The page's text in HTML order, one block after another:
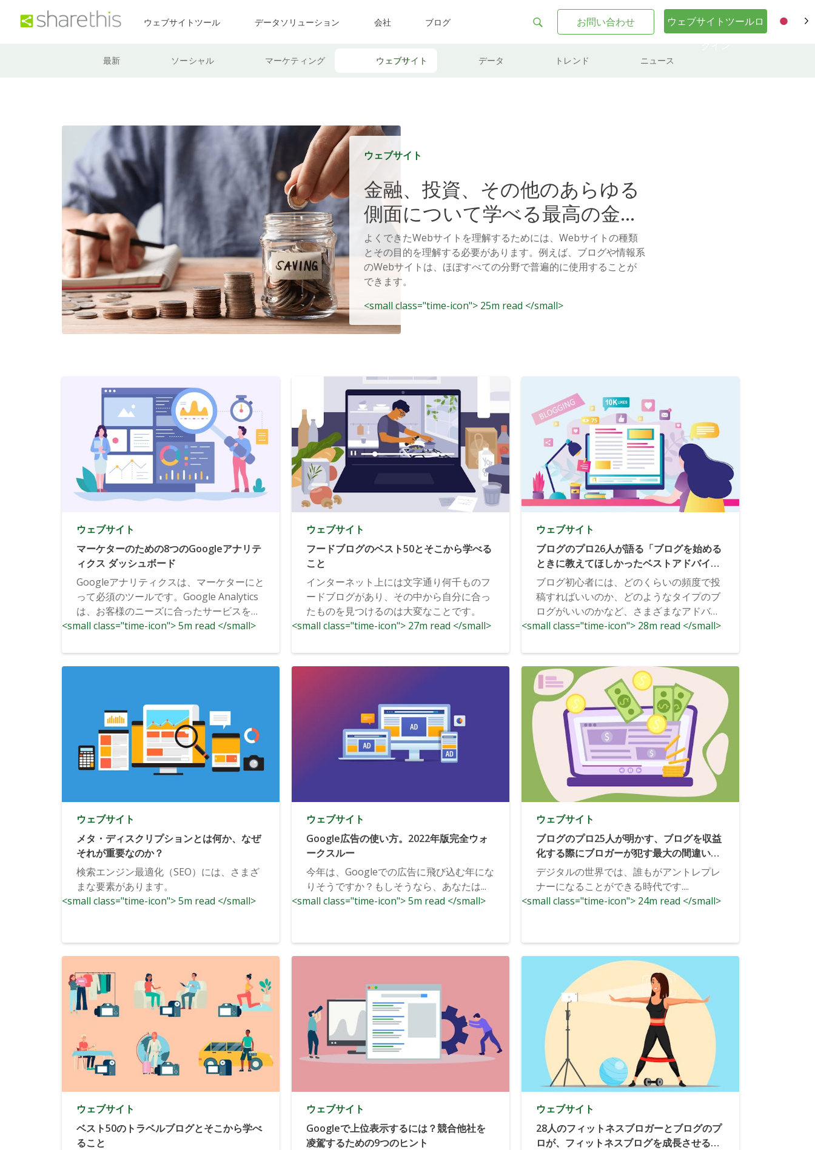
ウェブサイトツール データソリューション 会社 ブログ お問い合わせ
ウェブサイトツールロ
最新 ソーシャル マーケティング ウェブサイト データ トレンド ニュース
ウェブサイト
金融、投資、その他のあらゆる
側面について学べる最高の金融
ブログ
よくできたWebサイトを理解するためには、Webサイトの種類
とその目的を理解する必要があります。例えば、ブログや情報系
のWebサイトは、ほぼすべての分野で普遍的に使用することが
できます。
<small class="time-icon"> 25m read </small>
ウェブサイト
マーケターのための8つのGoogleアナリテ
ィクス ダッシュボード
Googleアナリティクスは、マーケターにと
って必須のツールです。Google Analytics
は、お客様のニーズに合ったサービスを提
供するためのツールです。
<small class="time-icon"> 5m read </small>
ウェブサイト
フードブログのベスト50とそこから学べる
こと
インターネット上には文字通り何千ものフ
ードブログがあり、その中から自分に合っ
たものを見つけるのは大変なことです。
<small class="time-icon"> 27m read </small>
ウェブサイト
ブログのプロ26人が語る「ブログを始める
ときに教えてほしかったベストアドバイ
ス」とは？
ブログ初心者には、どのくらいの頻度で投
稿すればいいのか、どのようなタイプのブ
ログがいいのかなど、さまざまなアドバイ
スがあります。
<small class="time-icon"> 28m read </small>
ウェブサイト
メタ・ディスクリプションとは何か、なぜ
それが重要なのか？
検索エンジン最適化（SEO）には、さまざ
まな要素があります。
<small class="time-icon"> 5m read </small>
ウェブサイト
Google広告の使い方。2022年版完全ウォ
ークスルー
今年は、Googleでの広告に飛び込む年にな
りそうですか？もしそうなら、あなたは...
<small class="time-icon"> 5m read </small>
ウェブサイト
ブログのプロ25人が明かす、ブログを収益
化する際にブロガーが犯す最大の間違いと
は？
デジタルの世界では、誰もがアントレプレ
ナーになることができる時代です....
<small class="time-icon"> 24m read </small>
ウェブサイト
ベスト50のトラベルブログとそこから学べ
ること
ウェブサイト
Googleで上位表示するには？競合他社を
凌駕するための9つのヒント
ウェブサイト
28人のフィットネスブロガーとブログのプ
ロが、フィットネスブログを成長させるた